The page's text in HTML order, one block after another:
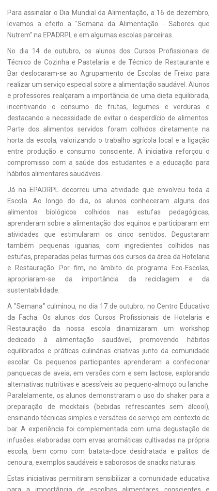
Para assinalar o Dia Mundial da Alimentação, a 16 de dezembro,
levamos a efeito a "Semana da Alimentação - Sabores que
Nutrem" na EPADRPL e em algumas escolas parceiras.
No dia 14 de outubro, os alunos dos Cursos Profissionais de
Técnico de Cozinha e Pastelaria e de Técnico de Restaurante e
Bar deslocaram-se ao Agrupamento de Escolas de Freixo para
realizar um serviço especial sobre a alimentação saudável. Alunos
e professores realçaram a importância de uma dieta equilibrada,
incentivando o consumo de frutas, legumes e verduras e
destacando a necessidade de evitar o desperdício de alimentos.
Parte dos alimentos servidos foram colhidos diretamente na
horta da escola, valorizando o trabalho agrícola local e a ligação
entre produção e consumo consciente. A iniciativa reforçou o
compromisso com a saúde dos estudantes e a educação para
hábitos alimentares saudáveis.
Já na EPADRPL decorreu uma atividade que envolveu toda a
Escola. Ao longo do dia, os alunos conheceram alguns dos
alimentos biológicos colhidos nas estufas pedagógicas,
aprenderam sobre a alimentação dos equinos e participaram em
atividades que estimularam os cinco sentidos. Degustaram
também pequenas iguarias, com ingredientes colhidos nas
estufas, preparadas pelas turmas dos cursos da área da Hotelaria
e Restauração. Por fim, no âmbito do programa Eco-Escolas,
apropriaram-se da importância da reciclagem e da
sustentabilidade.
A "Semana" culminou, no dia 17 de outubro, no Centro Educativo
da Facha. Os alunos dos Cursos Profissionais de Hotelaria e
Restauração da nossa escola dinamizaram um workshop
dedicado à alimentação saudável, promovendo hábitos
equilibrados e práticas culinárias criativas junto da comunidade
escolar. Os pequenos participantes aprenderam a confecionar
panquecas de aveia, em versões com e sem lactose, explorando
alternativas nutritivas e acessíveis ao pequeno-almoço ou lanche.
Paralelamente, os alunos demonstraram o uso do shaker para a
preparação de mocktails (bebidas refrescantes sem álcool),
ensinando técnicas simples e versáteis de serviço em contexto de
bar. A experiência foi complementada com uma degustação de
infusões elaboradas com ervas aromáticas cultivadas na própria
escola, bem como com batata-doce desidratada e palitos de
cenoura, exemplos saudáveis e saborosos de snacks naturais.
Estas iniciativas permitiram sensibilizar a comunidade educativa